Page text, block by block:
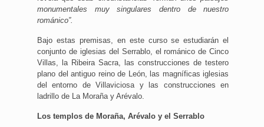
monumentales muy singulares dentro de nuestro
románico”.
Bajo estas premisas, en este curso se estudiarán el
conjunto de iglesias del Serrablo, el románico de Cinco
Villas, la Ribeira Sacra, las construcciones de testero
plano del antiguo reino de León, las magníficas iglesias
del entorno de Villaviciosa y las construcciones en
ladrillo de La Moraña y Arévalo.
Los templos de Moraña, Arévalo y el Serrablo